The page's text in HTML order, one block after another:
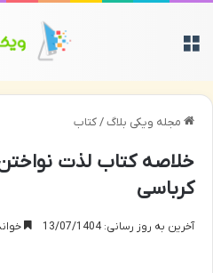
مجله ویکی بلاگ/کتاب
خلاصه کتاب لذت نواختن
کرباسی
آخرین به روز رسانی: 13/07/1404 خواندن